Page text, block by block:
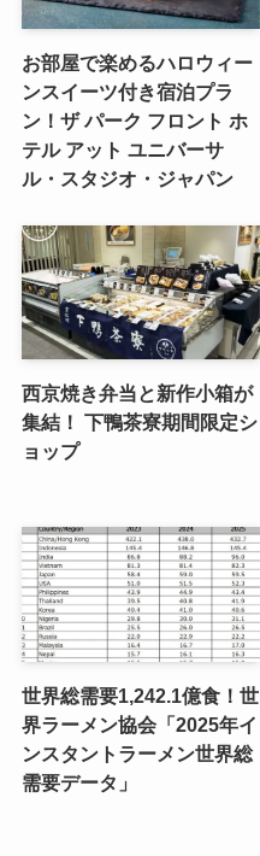
お部屋で楽めるハロウィー
ンスイーツ付き宿泊プラ
ン！ザ パーク フロント ホ
テル アット ユニバーサ
ル・スタジオ・ジャパン
西京焼き弁当と新作小箱が
集結！ 下鴨茶寮期間限定シ
ョップ
世界総需要1,242.1億食！世
界ラーメン協会「2025年イ
ンスタントラーメン世界総
需要データ」